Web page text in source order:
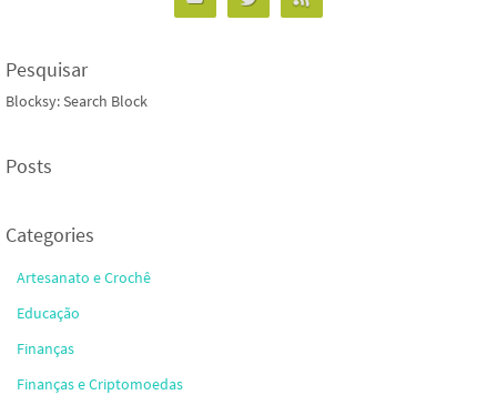
Pesquisar
Blocksy: Search Block
Posts
Categories
Artesanato e Crochê
Educação
Finanças
Finanças e Criptomoedas